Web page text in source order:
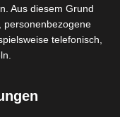
INTERESSIERT?
Aus diesem Grund
personenbezogene
telefonisch,